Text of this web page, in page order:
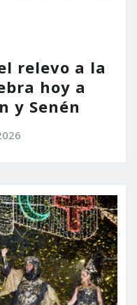
relevo a la
hoy a
y Senén